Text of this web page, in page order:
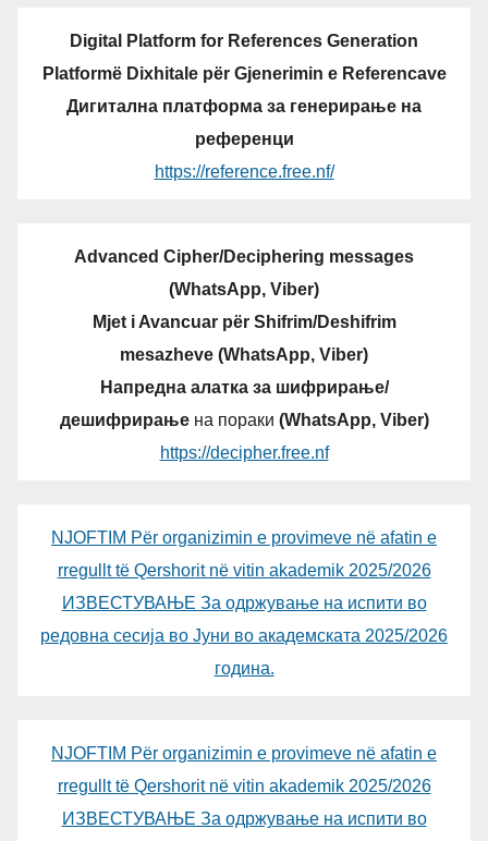
Digital Platform for References Generation
Platformë Dixhitale për Gjenerimin e Referencave
Дигитална платформа за генерирање на
референци
https://reference.free.nf/
Advanced Cipher/Deciphering messages
(WhatsApp, Viber)
Mjet i Avancuar për Shifrim/Deshifrim
mesazheve (WhatsApp, Viber)
Напредна алатка за шифрирање/
дешифрирањена пораки (WhatsApp, Viber)
https://decipher.free.nf
NJOFTIM Për organizimin e provimeve në afatin e
rregullt të Qershorit në vitin akademik 2025/2026
ИЗВЕСТУВАЊЕ За одржување на испити во
редовна сесија во Јуни во академската 2025/2026
година.
NJOFTIM Për organizimin e provimeve në afatin e
rregullt të Qershorit në vitin akademik 2025/2026
ИЗВЕСТУВАЊЕ За одржување на испити во